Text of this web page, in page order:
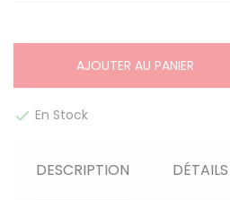
AJOUTER AU PANIER
 En Stock
DESCRIPTION